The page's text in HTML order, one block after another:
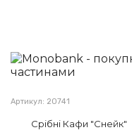
Артикул: 20741
Срібні Кафи "Снейк"